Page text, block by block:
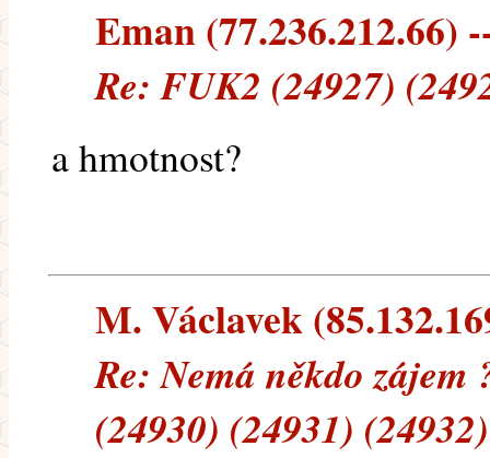
Eman (77.236.212.66)
Re: FUK2 (24927)
a hmotnost?
M. Václavek
Re: Nemá někdo zájem
(24930) (24931) (24932)